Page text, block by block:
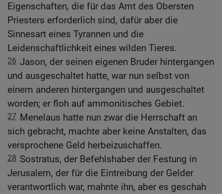
Eigenschaften, die für das Amt des Obersten
Priesters erforderlich sind, dafür aber die
Sinnesart eines Tyrannen und die
Leidenschaftlichkeit eines wilden Tieres.
26 Jason, der seinen eigenen Bruder hintergangen
und ausgeschaltet hatte, war nun selbst von
einem anderen hintergangen und ausgeschaltet
worden; er floh auf ammonitisches Gebiet.
27 Menelaus hatte nun zwar die Herrschaft an
sich gebracht, machte aber keine Anstalten, das
versprochene Geld herbeizuschaffen.
28 Sostratus, der Befehlshaber der Festung in
Jerusalem, der für die Eintreibung der Gelder
verantwortlich war, mahnte ihn, aber es geschah